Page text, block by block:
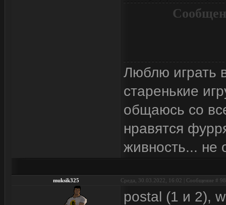
Люблю играть
старенькие
общаюсь со
нравятся
живность... не
muksik325 Среда, 30.03.2022, 16:02 | Сообщение # 98
postal (1 и 2),